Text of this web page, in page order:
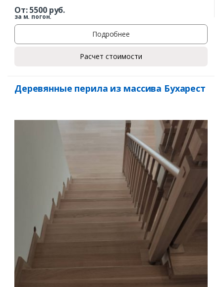
От:5500руб.
за м. погон.
Подробнее
Расчет стоимости
Деревянные перила из массива Бухарест